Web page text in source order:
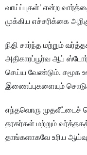
வாய்ப்புகள்' என்ற
முக்கிய எச்சரிக்கை
நிதி சார்ந்த மற்றும்
அதிகாரப்பூர்வ ஆப்
செய்ய வேண்டும். சமூக
இணைப்புகளையும்
எந்தவொரு முதலீட்டைச்
தரகர்கள் மற்றும்
தாங்களாகவே உரிய